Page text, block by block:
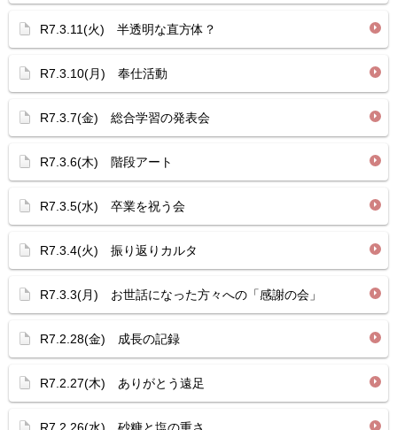
R7.3.11(火) 半透明な直方体？
R7.3.10(月) 奉仕活動
R7.3.7(金) 総合学習の発表会
R7.3.6(木) 階段アート
R7.3.5(水) 卒業を祝う会
R7.3.4(火) 振り返りカルタ
R7.3.3(月) お世話になった方々への「感謝の会」
R7.2.28(金) 成長の記録
R7.2.27(木) ありがとう遠足